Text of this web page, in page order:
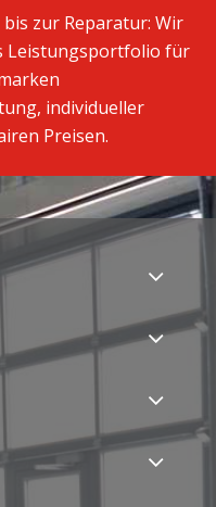
zur Reparatur: Wir
Leistungsportfolio für
individueller
Preisen.